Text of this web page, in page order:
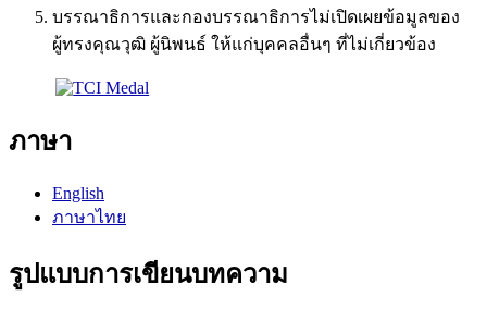
บรรณาธิการและกองบรรณาธิการไม่เปิดเผยข้อมูลของ
ผู้ทรงคุณวุฒิ ผู้นิพนธ์ ให้แก่บุคคลอื่นๆ ที่ไม่เกี่ยวข้อง
ภาษา
English
ภาษาไทย
รูปแบบการเขียนบทความ